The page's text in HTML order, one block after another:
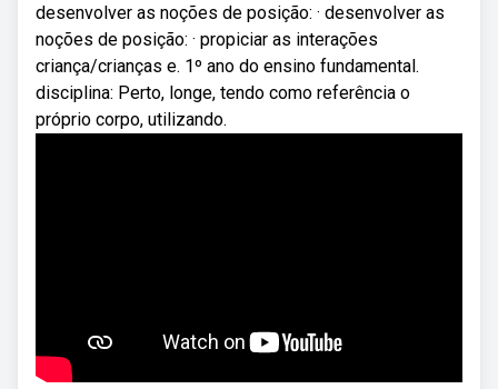
desenvolver as noções de posição: · desenvolver as
noções de posição: · propiciar as interações
criança/crianças e. 1º ano do ensino fundamental.
disciplina: Perto, longe, tendo como referência o
próprio corpo, utilizando.